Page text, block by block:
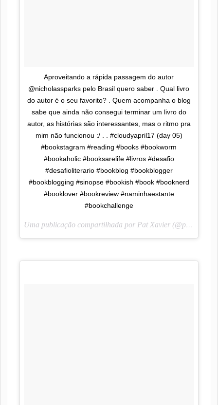
Aproveitando a rápida passagem do autor
@nicholassparks pelo Brasil quero saber . Qual livro
do autor é o seu favorito? . Quem acompanha o blog
sabe que ainda não consegui terminar um livro do
autor, as histórias são interessantes, mas o ritmo pra
mim não funcionou :/ . . #cloudyapril17 (day 05)
#bookstagram #reading #books #bookworm
#bookaholic #booksarelife #livros #desafio
#desafioliterario #bookblog #bookblogger
#bookblogging #sinopse #bookish #book #booknerd
#booklover #bookreview #naminhaestante
#bookchallenge
Uma publicação compartilhada por Pat Xavier (@pah_lendoescrevendo) em